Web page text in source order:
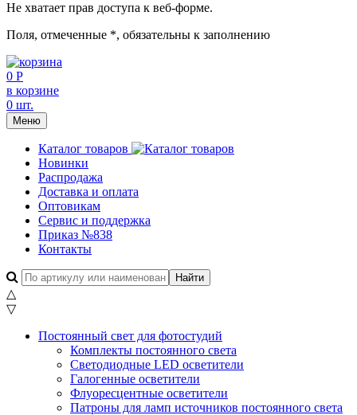
Не хватает прав доступа к веб-форме.
Поля, отмеченные *, обязательны к заполнению
0 Р
в корзине
0 шт.
Меню
Каталог товаров
Новинки
Распродажа
Доставка и оплата
Оптовикам
Сервис и поддержка
Приказ №838
Контакты
△
▽
Постоянный свет для фотостудий
Комплекты постоянного света
Светодиодные LED осветители
Галогенные осветители
Флуоресцентные осветители
Патроны для ламп источников постоянного света